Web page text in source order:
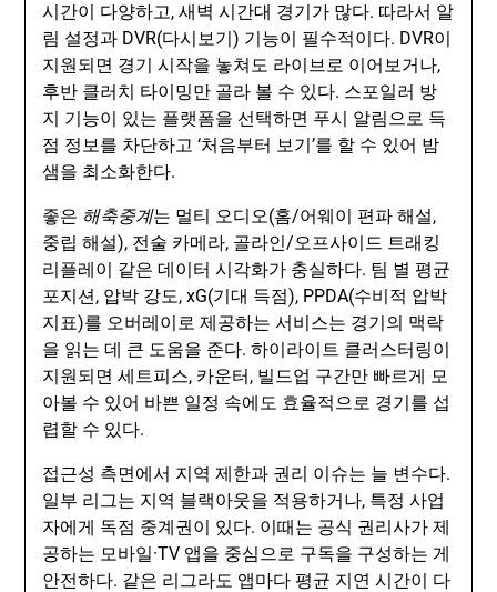
시간이 다양하고, 새벽 시간대 경기가 많다. 따라서 알
림 설정과 DVR(다시보기) 기능이 필수적이다. DVR이
지원되면 경기 시작을 놓쳐도 라이브로 이어보거나,
후반 클러치 타이밍만 골라 볼 수 있다. 스포일러 방
지 기능이 있는 플랫폼을 선택하면 푸시 알림으로 득
점 정보를 차단하고 ‘처음부터 보기’를 할 수 있어 밤
샘을 최소화한다.
좋은 해축중계는 멀티 오디오(홈/어웨이 편파 해설,
중립 해설), 전술 카메라, 골라인/오프사이드 트래킹
리플레이 같은 데이터 시각화가 충실하다. 팀 별 평균
포지션, 압박 강도, xG(기대 득점), PPDA(수비적 압박
지표)를 오버레이로 제공하는 서비스는 경기의 맥락
을 읽는 데 큰 도움을 준다. 하이라이트 클러스터링이
지원되면 세트피스, 카운터, 빌드업 구간만 빠르게 모
아볼 수 있어 바쁜 일정 속에도 효율적으로 경기를 섭
렵할 수 있다.
접근성 측면에서 지역 제한과 권리 이슈는 늘 변수다.
일부 리그는 지역 블랙아웃을 적용하거나, 특정 사업
자에게 독점 중계권이 있다. 이때는 공식 권리사가 제
공하는 모바일·TV 앱을 중심으로 구독을 구성하는 게
안전하다. 같은 리그라도 앱마다 평균 지연 시간이 다